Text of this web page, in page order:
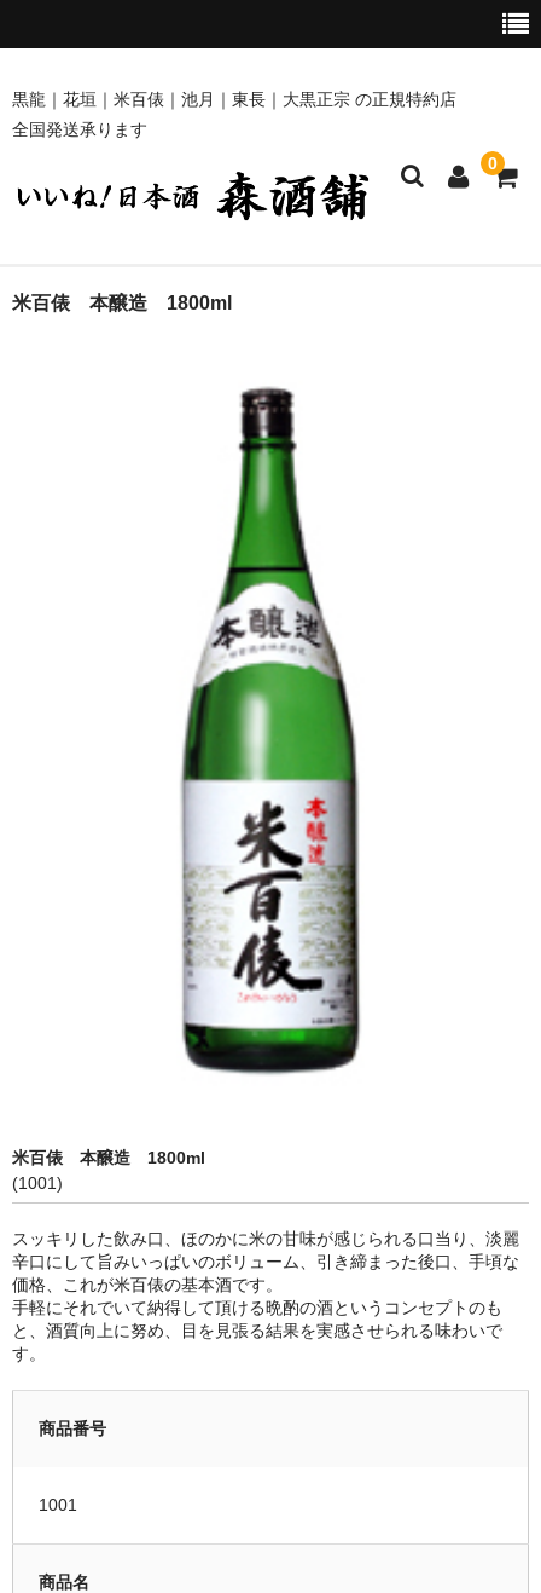
黒龍｜花垣｜米百俵｜池月｜東長｜大黒正宗 の正規特約店
全国発送承ります
0
ホーム
大黒正宗 [安福又四郎商店]
季節商品
黒龍酒造 [黒龍・九頭龍]
南部酒造場 [花垣]
鳥屋酒造 [池月]
祁答院蒸留所 [日は昇る]
米百俵 本醸造 1800ml
米百俵 本醸造 1800ml
(1001)
スッキリした飲み口、ほのかに米の甘味が感じられる口当り、淡麗
辛口にして旨みいっぱいのボリューム、引き締まった後口、手頃な
価格、これが米百俵の基本酒です。
手軽にそれでいて納得して頂ける晩酌の酒というコンセプトのも
と、酒質向上に努め、目を見張る結果を実感させられる味わいで
す。
商品番号
1001
商品名